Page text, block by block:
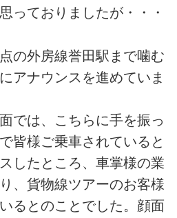
っておりましたが・・・
の外房線誉田駅まで噛む
アナウンスを進めていま
では、こちらに手を振っ
皆様ご乗車されていると
したところ、車掌様の業
、貨物線ツアーのお客様
るとのことでした。顔面